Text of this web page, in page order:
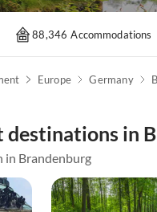
88,346 Accommodations
Europe Germany
destinations in
in Brandenburg